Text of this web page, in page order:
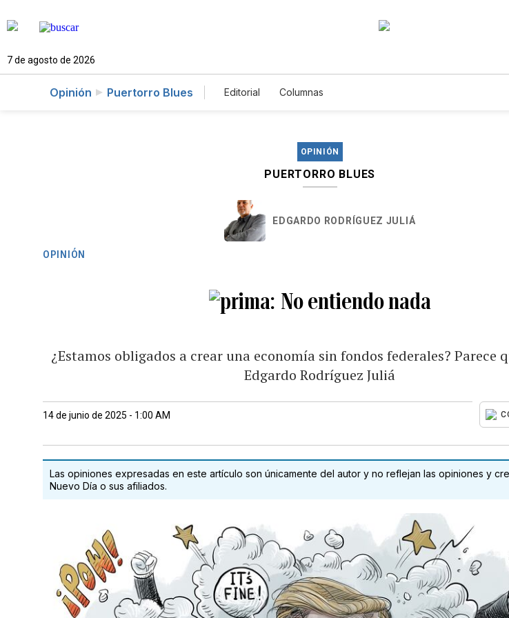
7 de agosto de 2026
Opinión Puertorro Blues Editorial Columnas
OPINIÓN
PUERTORRO BLUES
EDGARDO RODRÍGUEZ JULIÁ
OPINIÓN
No entiendo nada
¿Estamos obligados a crear una economía sin fondos federales? Parece
Edgardo Rodríguez Juliá
14 de junio de 2025 - 1:00 AM
Las opiniones expresadas en este artículo son únicamente del autor y no reflejan las opiniones y
Nuevo Día o sus afiliados.